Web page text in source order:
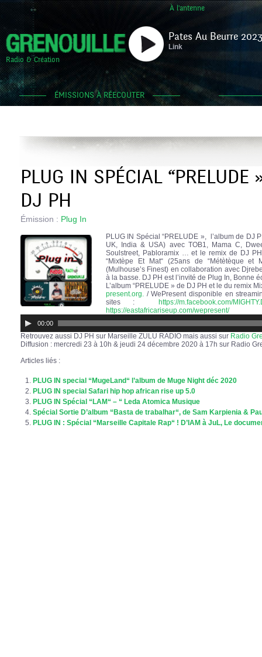
À l'antenne
Radio & Création
Pates Au Beurre
Link
ÉMISSIONS À RÉECOUTER
PLUG IN SPÉCIAL “PRELUDE
DJ PH
Émission : Plug In
PLUG IN Spécial “PRELUDE », l’album de DJ
UK, India & USA) avec TOB1, Mama C,
Soulstreet, Pabloramix … et le remix de DJ
“Mixtèpe Et Mat“ (25ans de “Métètèque et
(Mulhouse’s Finest) en collaboration avec
à la basse. DJ PH est l’invité de Plug In, Bonne
L’album “PRELUDE » de DJ PH et le du remix
present.org.
/ WePresent disponible en
sites :
https://m.facebook.com/
https://eastafricariseup.com/wepresent/
audio00:00
Retrouvez aussi DJ PH sur Marseille ZULU RADIO mais aussi sur Radio
Diffusion : mercredi 23 à 10h & jeudi 24 décembre 2020 à 17h sur Radio
Articles liés :
PLUG IN special “MugeLand“ l’album de Muge Night déc 2020
PLUG IN special Safari hip hop african rise up 5.0
PLUG IN Spécial “LAM“ – “ Leda Atomica Musique
Spécial Sortie D’album “Basta de trabalhar“, de Sam Karpienia &
PLUG IN : Spécial “Marseille Capitale Rap“ ! D’IAM à JuL, Le